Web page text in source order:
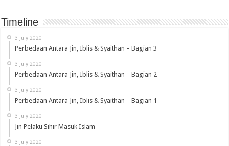
Timeline
3 July 2020
Perbedaan Antara Jin, Iblis & Syaithan – Bagian 3
3 July 2020
Perbedaan Antara Jin, Iblis & Syaithan – Bagian 2
3 July 2020
Perbedaan Antara Jin, Iblis & Syaithan – Bagian 1
3 July 2020
Jin Pelaku Sihir Masuk Islam
3 July 2020